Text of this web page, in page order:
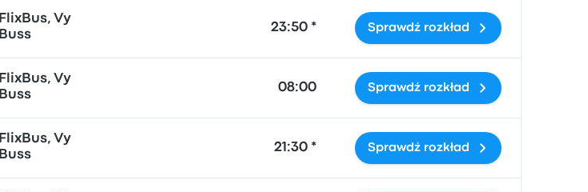
FlixBus, Vy
Buss
23:50 * Sprawdź rozkład
FlixBus, Vy
Buss
08:00 Sprawdź rozkład
FlixBus, Vy
Buss
21:30 * Sprawdź rozkład